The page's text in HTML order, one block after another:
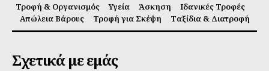
Τροφή & Οργανισμός Υγεία Άσκηση
Ιδανικές Τροφές
Απώλεια Βάρους
Τροφή για Σκέψη Ταξίδια & Διατροφή
Σχετικά με εμάς